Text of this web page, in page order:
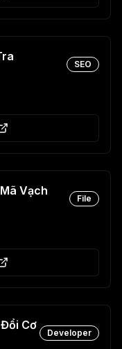
SEO
Vạch
File
Cơ
Developer